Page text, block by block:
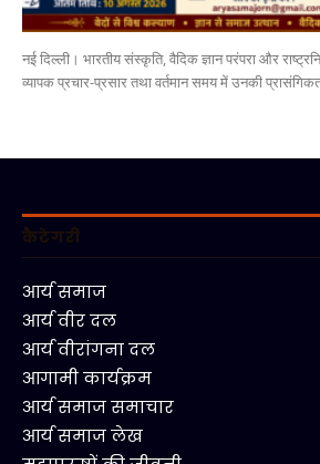
नई दिल्ली। भारतीय संस्कृति, वैदिक ज्ञान परंपरा और
व्यापक प्रचार-प्रसार तथा वर्तमान समय में उनकी
कैटेगरी
आर्य समाज
आर्य वीर दल
आर्य वीरांगना दल
आगामी कार्यक्रम
आर्य समाज समाचार
आर्य समाज लेख